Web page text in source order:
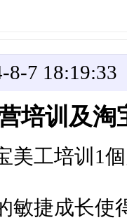
8-7 18:19:33
培训及
美工培训1
敏捷成长